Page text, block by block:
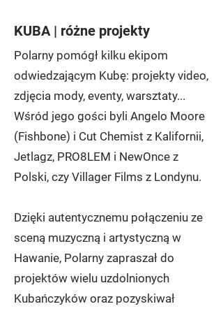
KUBA | różne projekty
Polarny pomógł kilku ekipom
odwiedzającym Kubę: projekty video,
zdjęcia mody, eventy, warsztaty...
Wśród jego gości byli Angelo Moore
(Fishbone) i Cut Chemist z Kalifornii,
Jetlagz, PRO8LEM i NewOnce z
Polski, czy Villager Films z Londynu.
Dzięki autentycznemu połączeniu ze
sceną muzyczną i artystyczną w
Hawanie, Polarny zapraszał do
projektów wielu uzdolnionych
Kubańczyków oraz pozyskiwał